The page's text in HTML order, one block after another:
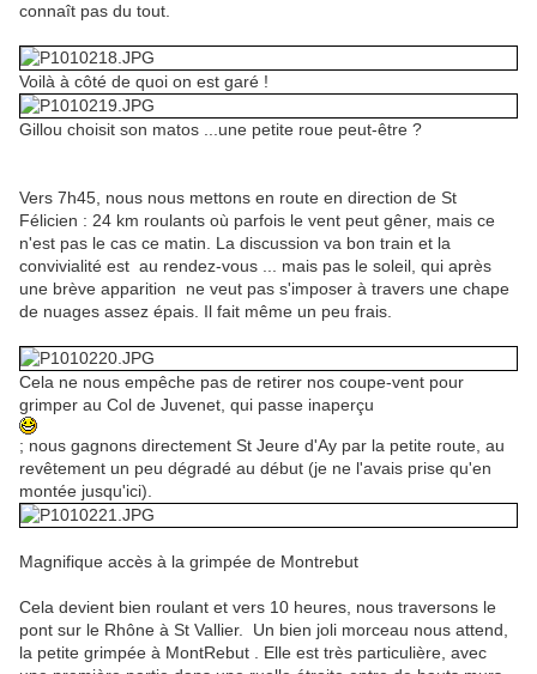
connaît pas du tout.
Voilà à côté de quoi on est garé !
Gillou choisit son matos ...une petite roue peut-être ?
Vers 7h45, nous nous mettons en route en direction de St
Félicien : 24 km roulants où parfois le vent peut gêner, mais ce
n'est pas le cas ce matin. La discussion va bon train et la
convivialité est au rendez-vous ... mais pas le soleil, qui après
une brève apparition ne veut pas s'imposer à travers une chape
de nuages assez épais. Il fait même un peu frais.
Cela ne nous empêche pas de retirer nos coupe-vent pour
grimper au Col de Juvenet, qui passe inaperçu
; nous gagnons directement St Jeure d'Ay par la petite route, au
revêtement un peu dégradé au début (je ne l'avais prise qu'en
montée jusqu'ici).
Magnifique accès à la grimpée de Montrebut
Cela devient bien roulant et vers 10 heures, nous traversons le
pont sur le Rhône à St Vallier. Un bien joli morceau nous attend,
la petite grimpée à MontRebut . Elle est très particulière, avec